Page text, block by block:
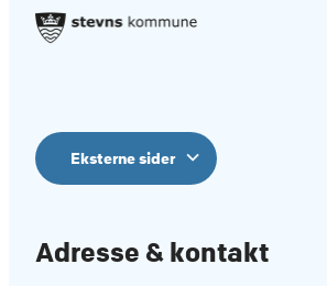
Eksterne sider
Adresse & kontakt